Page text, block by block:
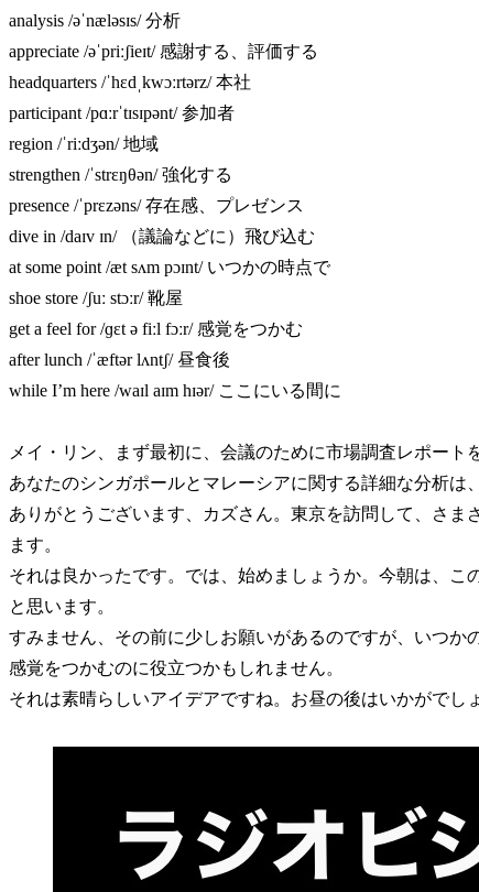
analysis /əˈnæləsɪs/ 分析
appreciate /əˈpriːʃieɪt/ 感謝する、評価する
headquarters /ˈhɛdˌkwɔːrtərz/ 本社
participant /pɑːrˈtɪsɪpənt/ 参加者
region /ˈriːdʒən/ 地域
strengthen /ˈstrɛŋθən/ 強化する
presence /ˈprɛzəns/ 存在感、プレゼンス
dive in /daɪv ɪn/ （議論などに）飛び込む
at some point /æt sʌm pɔɪnt/ いつかの時点で
shoe store /ʃuː stɔːr/ 靴屋
get a feel for /ɡɛt ə fiːl fɔːr/ 感覚をつかむ
after lunch /ˈæftər lʌntʃ/ 昼食後
while I’m here /waɪl aɪm hɪər/ ここにいる間に
メイ・リン、まず最初に、会議のために市場調査レポート
あなたのシンガポールとマレーシアに関する詳細な分析は
ありがとうございます、カズさん。東京を訪問して、さ
ます。
それは良かったです。では、始めましょうか。今朝は、
と思います。
すみません、その前に少しお願いがあるのですが、いつ
感覚をつかむのに役立つかもしれません。
それは素晴らしいアイデアですね。お昼の後はいかがでし